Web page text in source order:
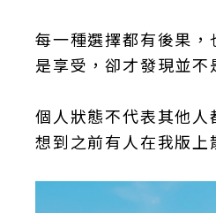
每一種選擇都有後果
是享受，卻才發現並不
個人狀態不代表其他
想到之前有人在我版上